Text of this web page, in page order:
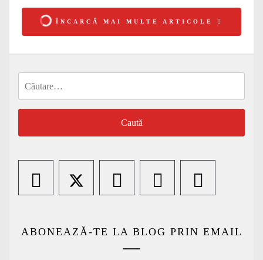
ÎNCARCĂ MAI MULTE ARTICOLE
ABONEAZĂ-TE LA BLOG PRIN EMAIL